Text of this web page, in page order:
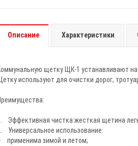
Описание Характеристики
щетку ЩК-1 устанавливают на
используют для очистки дорог,
Эффективная чистка:жесткая щетина
Универсальное использование:
применима зимой и летом;